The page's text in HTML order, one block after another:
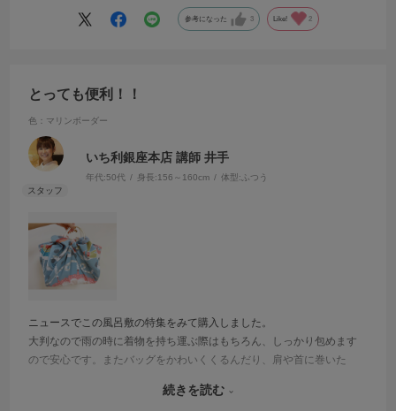
参考になった 3 Like! 2
とっても便利！！
色：マリンボーダー
いち利銀座本店 講師 井手
年代:50代 身長:156～160cm 体型: ふつう
ニュースでこの風呂敷の特集をみて購入しました。
大判なので雨の時に着物を持ち運ぶ際はもちろん、しっかり包めます
ので安心です。またバッグをかわいくくるんだり、肩や首に巻いた
の中に1枚入れとくといざというとき使えますのでとってもおススメで
続きを読む